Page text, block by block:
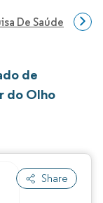
De Saúde
de
do Olho
Share